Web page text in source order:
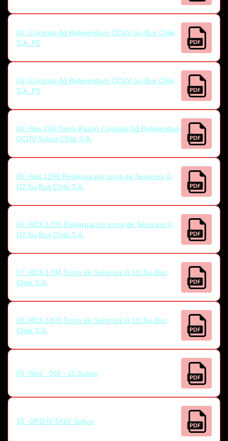
02.-Contrato Ad Referéndum CCUV Su-Bus Chile
S.A. P2
03.-Contrato Ad Referéndum CCUV Su-Bus Chile
S.A. P3
04.-Res 246 Toma Razón Contrato Ad Referéndum
CCUV Subus Chile S.A.
05.-Res 1296 Postergación toma de Servicios G
U2 Su-Bus Chile S.A.
06.-REX 1703 Postergación toma de Servicios G
U2 Su-Bus Chile S.A.
07.-REX 1794 Toma de Servicios G U2 Su-Bus
Chile S.A.
08.-REX 1893 Toma de Servicios G U2 Su-Bus
Chile S.A.
09.-Red - 002 - 11 Subus
10.-ORD N°5416 Subus